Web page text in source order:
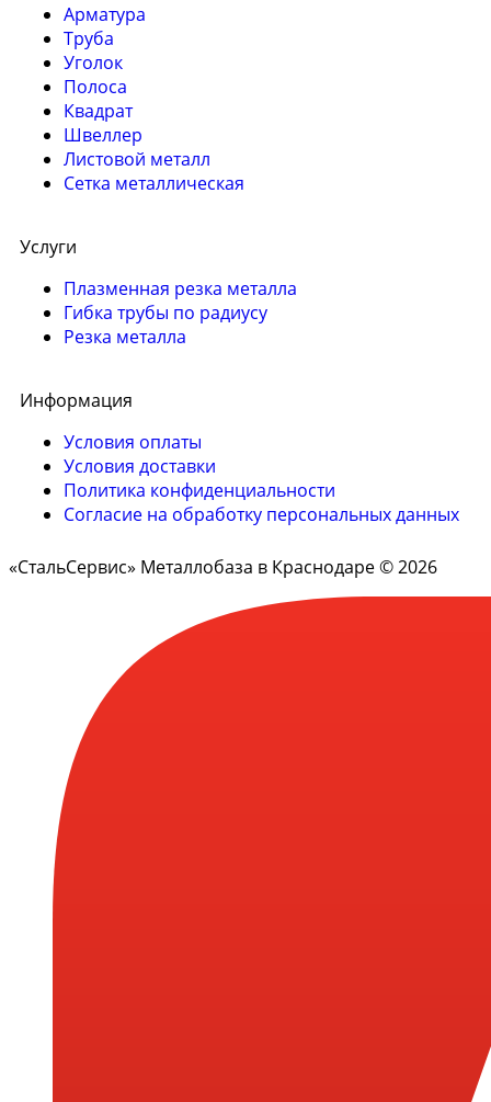
Арматура
Труба
Уголок
Полоса
Квадрат
Швеллер
Листовой металл
Сетка металлическая
Услуги
Плазменная резка металла
Гибка трубы по радиусу
Резка металла
Информация
Условия оплаты
Условия доставки
Политика конфиденциальности
Согласие на обработку персональных данных
«СтальСервис» Металлобаза в Краснодаре © 2026